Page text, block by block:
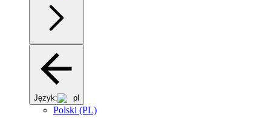
Język: pl
Polski (PL)